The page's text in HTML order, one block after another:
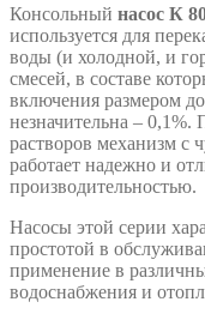
Консольный насос К
используется для
воды (и холодной, и
смесей, в составе
включения размером
незначительна – 0,1%.
растворов механизм с
работает надежно и
производительностью.
Насосы этой серии
простотой в
применение в
водоснабжения и